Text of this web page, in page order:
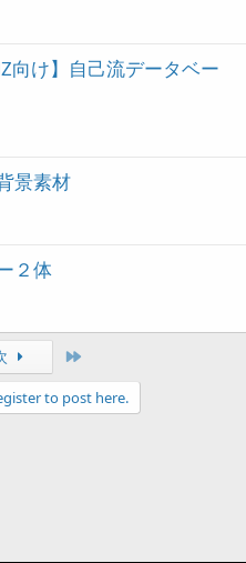
向け】自己流データベー
景素材
２体
to post here.